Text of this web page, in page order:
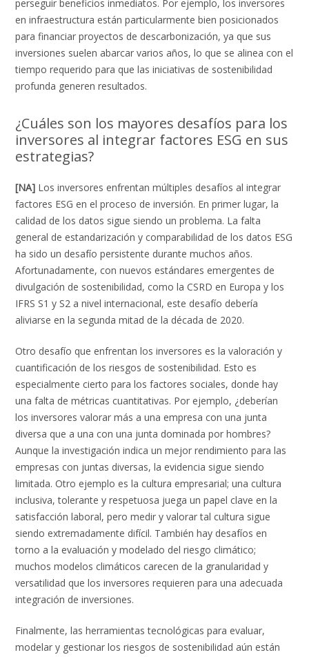
perseguir beneficios inmediatos. Por ejemplo, los inversores
en infraestructura están particularmente bien posicionados
para financiar proyectos de descarbonización, ya que sus
inversiones suelen abarcar varios años, lo que se alinea con el
tiempo requerido para que las iniciativas de sostenibilidad
profunda generen resultados.
¿Cuáles son los mayores desafíos para los
inversores al integrar factores ESG en sus
estrategias?
[NA] Los inversores enfrentan múltiples desafíos al integrar
factores ESG en el proceso de inversión. En primer lugar, la
calidad de los datos sigue siendo un problema. La falta
general de estandarización y comparabilidad de los datos ESG
ha sido un desafío persistente durante muchos años.
Afortunadamente, con nuevos estándares emergentes de
divulgación de sostenibilidad, como la CSRD en Europa y los
IFRS S1 y S2 a nivel internacional, este desafío debería
aliviarse en la segunda mitad de la década de 2020.
Otro desafío que enfrentan los inversores es la valoración y
cuantificación de los riesgos de sostenibilidad. Esto es
especialmente cierto para los factores sociales, donde hay
una falta de métricas cuantitativas. Por ejemplo, ¿deberían
los inversores valorar más a una empresa con una junta
diversa que a una con una junta dominada por hombres?
Aunque la investigación indica un mejor rendimiento para las
empresas con juntas diversas, la evidencia sigue siendo
limitada. Otro ejemplo es la cultura empresarial; una cultura
inclusiva, tolerante y respetuosa juega un papel clave en la
satisfacción laboral, pero medir y valorar tal cultura sigue
siendo extremadamente difícil. También hay desafíos en
torno a la evaluación y modelado del riesgo climático;
muchos modelos climáticos carecen de la granularidad y
versatilidad que los inversores requieren para una adecuada
integración de inversiones.
Finalmente, las herramientas tecnológicas para evaluar,
modelar y gestionar los riesgos de sostenibilidad aún están